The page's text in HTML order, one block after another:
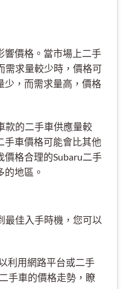
響價格。當市場上二手
需求量較少時，價格可
少，而需求量高，價格
款的二手車供應量較
手車價格可能會比其他
格合理的Subaru二手
的地區。
最佳入手時機，您可以
利用網路平台或二手
手車的價格走勢，瞭